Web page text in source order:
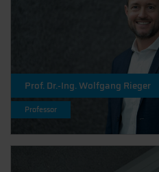
Prof. Dr.-Ing. Wolfgang Rieger
Professor